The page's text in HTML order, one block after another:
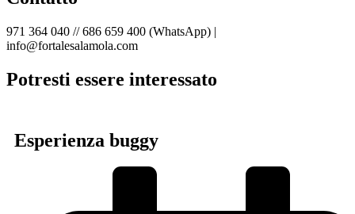
971 364 040 // 686 659 400 (WhatsApp) |
info@fortalesalamola.com
Potresti essere interessato
Esperienza buggy